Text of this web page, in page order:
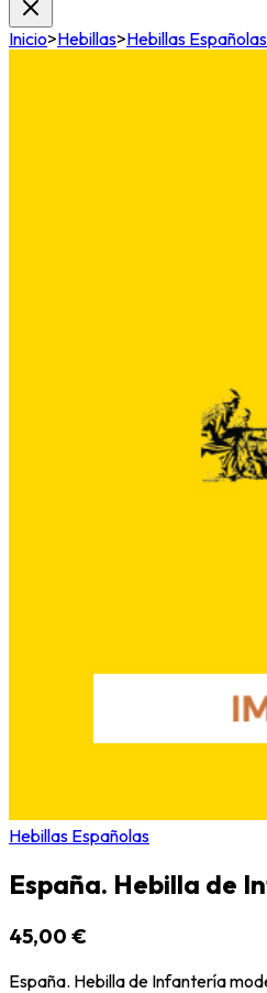
Inicio>Hebillas>Hebillas Españolas
Hebillas Españolas
España. Hebilla de
45,00 €
España. Hebilla de Infantería